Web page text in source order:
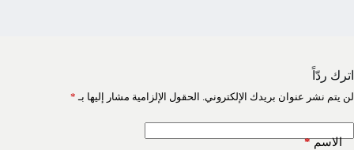
اترك ردّاً
لن يتم نشر عنوان بريدك الإلكتروني. الحقول الإلزامية مشار إليها بـ *
الاسم*